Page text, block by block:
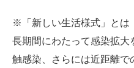
※「新しい生活様式」とは
長期間にわたって感染拡
触感染、さらには近距離